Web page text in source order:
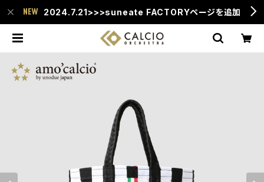
2024.7.21>>>suneate FACTORYページを追加